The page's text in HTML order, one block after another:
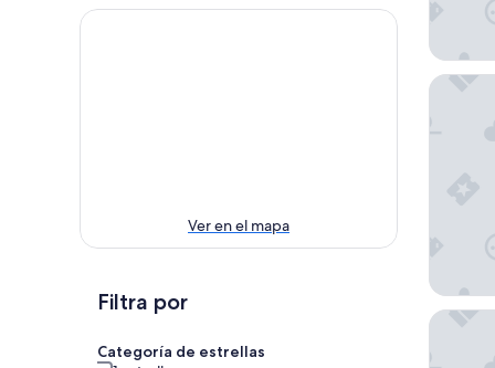
Ver en el mapa
Filtra por
Categoría de estrellas